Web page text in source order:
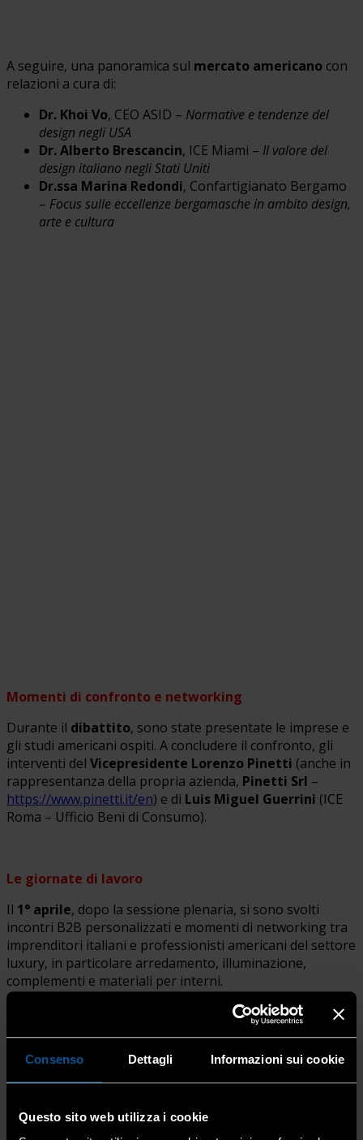
Consenso Dettagli Informazioni sui cookie
Questo sito web utilizza i cookie
A seguire, una panoramica sul mercato americano con
relazioni a cura di:
Dr. Khoi Vo, CEO ASID – Normative e tendenze del
design negli USA
Dr. Alberto Brescancin, ICE Miami – Il valore del
design italiano negli Stati Uniti
Dr.ssa Marina Redondi, Confartigianato Bergamo
– Focus sulle eccellenze bergamasche in ambito design,
arte e cultura
Momenti di confronto e networking
Durante il dibattito, sono state presentate le imprese e
gli studi americani ospiti. A concludere il confronto, gli
interventi del Vicepresidente Lorenzo Pinetti (anche in
rappresentanza della propria azienda, Pinetti Srl –
https://www.pinetti.it/en) e di Luis Miguel Guerrini (ICE
Roma – Ufficio Beni di Consumo).
Le giornate di lavoro
Il 1° aprile, dopo la sessione plenaria, si sono svolti
incontri B2B personalizzati e momenti di networking tra
imprenditori italiani e professionisti americani del settore
luxury, in particolare arredamento, illuminazione,
complementi e materiali per interni.
Il2 aprileè stato dedicato avisite aziendali sul
territorio, seguite da unaserie di networking lunch e
dinner, favorendo uno scambio informale ma profondo